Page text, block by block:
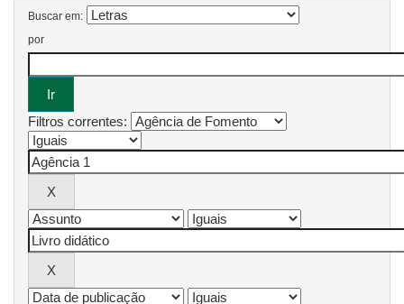
Buscar em:
por
Filtros correntes: